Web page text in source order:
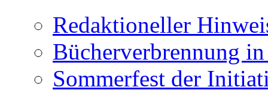
Redaktioneller
Bücherverbrennung
Sommerfest der